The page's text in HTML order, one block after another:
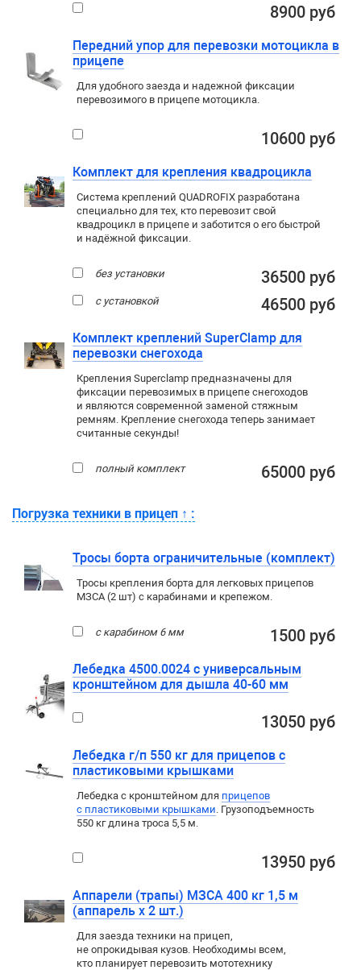
8900 руб
Передний упор для перевозки мотоцикла в
прицепе
Для удобного заезда и надежной фиксации
перевозимого в прицепе мотоцикла.
10600 руб
Комплект для крепления квадроцикла
Система креплений QUADROFIX разработана
специально для тех, кто перевозит свой
квадроцикл в прицепе и заботится о его быстрой
и надёжной фиксации.
без установки 36500 руб
с установкой 46500 руб
Комплект креплений SuperClamp для
перевозки снегохода
Крепления Superclamp предназначены для
фиксации перевозимых в прицепе снегоходов
и являются современной заменой стяжным
ремням. Крепление снегохода теперь занимает
считанные секунды!
полный комплект 65000 руб
Погрузка техники в прицеп ↑ :
Тросы борта ограничительные (комплект)
Тросы крепления борта для легковых прицепов
МЗСА (2 шт) с карабинами и крепежом.
с карабином 6 мм 1500 руб
Лебедка 4500.0024 с универсальным
кронштейном для дышла 40-60 мм
13050 руб
Лебедка г/п 550 кг для прицепов с
пластиковыми крышками
Лебедка c кронштейном для прицепов
с пластиковыми крышками. Грузоподъемность
550 кг длина троса 5,5 м.
13950 руб
Аппарели (трапы) МЗСА 400 кг 1,5 м
(аппарель х 2 шт.)
Для заезда техники на прицеп,
не опрокидывая кузов. Необходимы всем,
кто планирует перевозить мототехнику